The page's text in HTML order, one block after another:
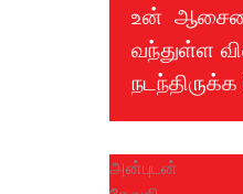
உன்
வந்துள்ள
அன்புடன்